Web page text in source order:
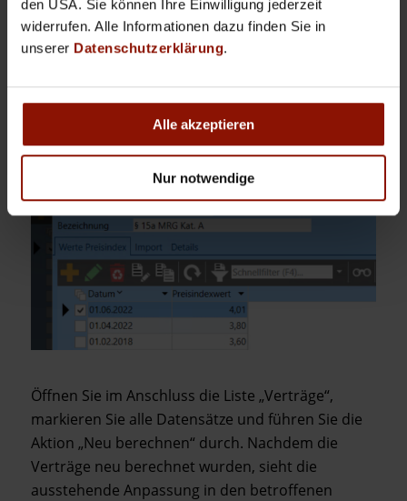
den USA. Sie können Ihre Einwilligung jederzeit
widerrufen. Alle Informationen dazu finden Sie in
unserer Datenschutzerklärung.
Alle akzeptieren
Nur notwendige
der Software vorgenommen. Sie können das
Update wie gewohnt über unser Kundenportal
support.schweighofer.comherunterladen. Nach
dem Update finden Sie unter „Preisindizes“ die
Kategoriebeträge und Mindestmietzinse mit den
Öffnen Sie im Anschluss die Liste „Verträge“,
markieren Sie alle Datensätze und führen Sie die
Aktion „Neu berechnen“ durch. Nachdem die
Verträge neu berechnet wurden, sieht die
ausstehende Anpassung in den betroffenen